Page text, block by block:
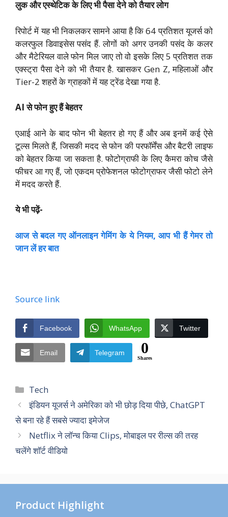
लुक और एस्थेटिक के लिए भी पैसा देने को तैयार लोग
रिपोर्ट में यह भी निकलकर सामने आया है कि 64 प्रतिशत यूजर्स को
कलरफुल डिवाइसेस पसंद हैं. लोगों को अगर उनकी पसंद के कलर
और मैटेरियल वाले फोन मिल जाए तो वो इसके लिए 5 प्रतिशत तक
एक्स्ट्रा पैसा देने को भी तैयार है. खासकर Gen Z, महिलाओं और
Tier-2 शहरों के ग्राहकों में यह ट्रेंड देखा गया है.
AI से फोन हुए हैं बेहतर
एआई आने के बाद फोन भी बेहतर हो गए हैं और अब इनमें कई ऐसे
टूल्स मिलते हैं, जिसकी मदद से फोन की परफॉर्मेंस और बैटरी लाइफ
को बेहतर किया जा सकता है. फोटोग्राफी के लिए कैमरा कोच जैसे
फीचर आ गए हैं, जो एकदम प्रोफेशनल फोटोग्राफर जैसी फोटो लेने
में मदद करते हैं.
ये भी पढ़ें-
आज से बदल गए ऑनलाइन गेमिंग के ये नियम, आप भी हैं गेमर तो
जान लें हर बात
Source link
Facebook WhatsApp Twitter
Email Telegram 0
Shares
Categories
Tech
इंडियन यूजर्स ने अमेरिका को भी छोड़ दिया पीछे, ChatGPT
से बना रहे हैं सबसे ज्यादा इमेजेज
Netflix ने लॉन्च किया Clips, मोबाइल पर रील्स की तरह
चलेंगे शॉर्ट वीडियो
Product Highlight